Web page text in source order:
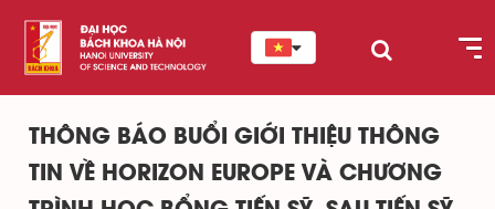
THÔNG BÁO BUỔI GIỚI THIỆU THÔNG
TIN VỀ HORIZON EUROPE VÀ CHƯƠNG